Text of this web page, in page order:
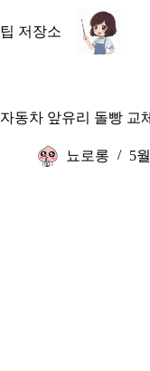
문
뛰
팁 저장소
자동차 앞유리 돌빵 교
뇨로롱 5